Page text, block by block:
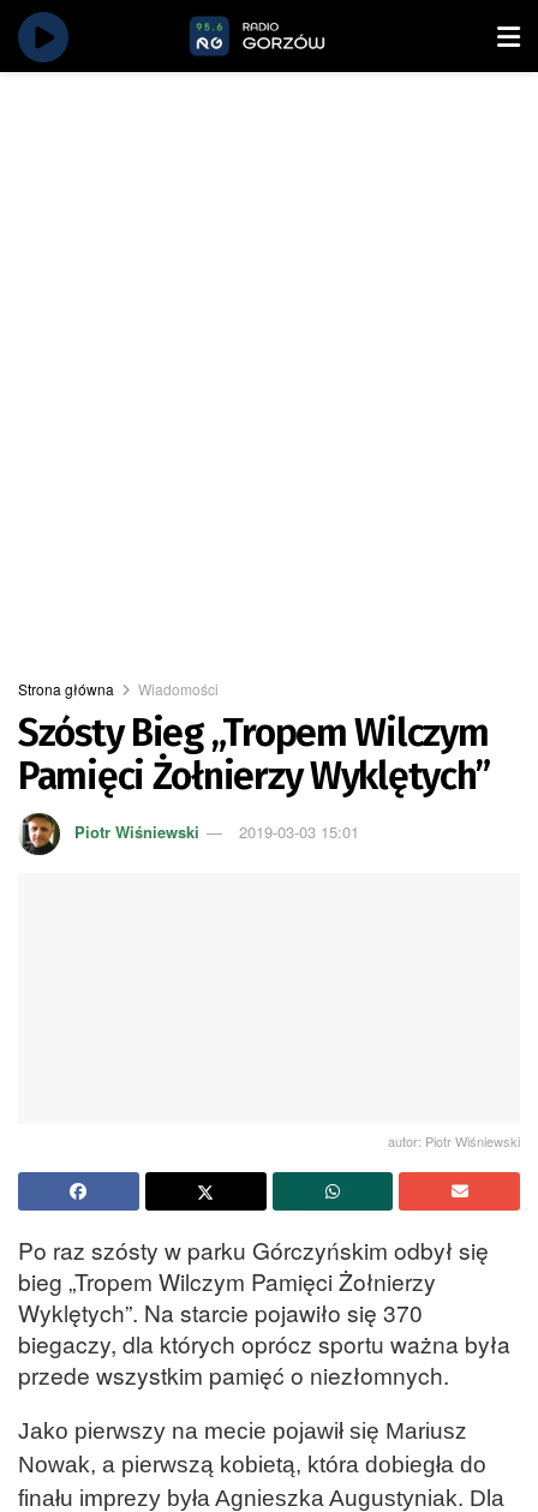
Strona główna Wiadomości
Szósty Bieg „Tropem Wilczym
Pamięci Żołnierzy Wyklętych”
Piotr Wiśniewski 2019-03-03 15:01
autor: Piotr Wiśniewski
Po raz szósty w parku Górczyńskim odbył się
bieg „Tropem Wilczym Pamięci Żołnierzy
Wyklętych”. Na starcie pojawiło się 370
biegaczy, dla których oprócz sportu ważna była
przede wszystkim pamięć o niezłomnych.
Jako pierwszy na mecie pojawił się Mariusz
Nowak, a pierwszą kobietą, która dobiegła do
finału imprezy była Agnieszka Augustyniak. Dla